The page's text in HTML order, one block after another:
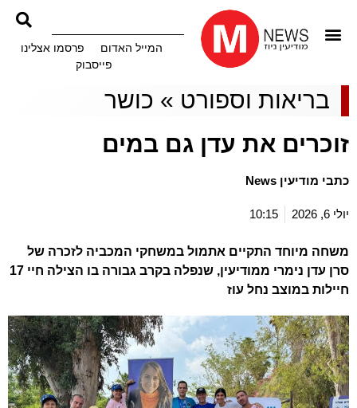
המייל האדום
פרסמו אצלינו
פייסבוק
בריאות וספורט » כושר
זוכרים את עדן גם במים
כתבי מודיעין News
יולי 6, 2026 10:15
משחה מיוחד התקיים אתמול במשחקי המכביה לזכרה של
סרן עדן נימרי ממודיעין, שנפלה בקרב גבורה בו הצילה חיי 17
חיילות במוצב נחל עוז